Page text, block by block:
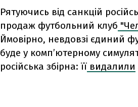
Рятуючись від санкцій
продаж футбольний клуб
Ймовірно, невдовзі єдиний
буде у комп’ютерному
російська збірна: її видалили